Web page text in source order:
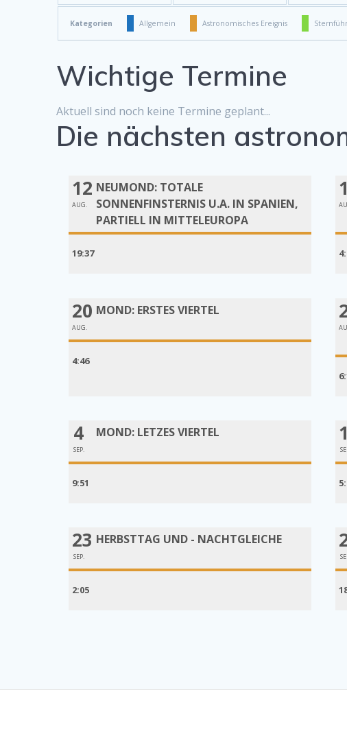
Kategorien Allgemein Astronomisches Ereignis
Wichtige Termine
Aktuell sind noch keine Termine geplant...
Die nächsten
12
AUG.
NEUMOND: TOTALE
SONNENFINSTERNIS U.A. IN SPANIEN,
PARTIELL IN MITTELEUROPA
19:37
20
AUG.
MOND: ERSTES VIERTEL
4:46
4
SEP.
MOND: LETZES VIERTEL
9:51
23
SEP.
HERBSTTAG UND - NACHTGLEICHE
2:05